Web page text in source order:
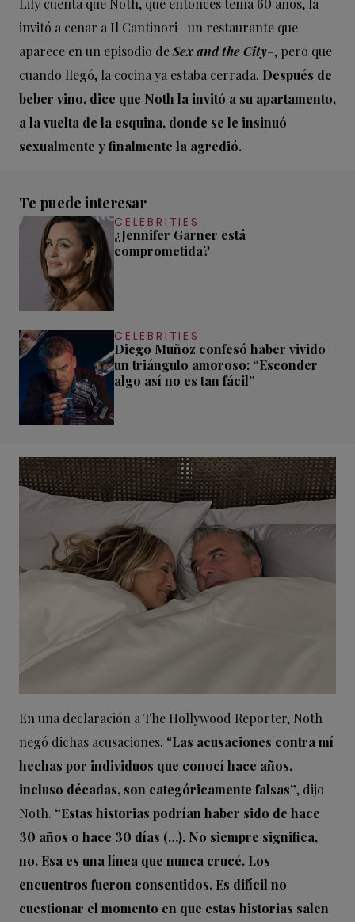
Lily cuenta que Noth, que entonces tenía 60 años, la
invitó a cenar a Il Cantinori –un restaurante que
aparece en un episodio deSex and the City–, pero que
cuando llegó, la cocina ya estaba cerrada. Después de
beber vino, dice que Noth la invitó a su apartamento,
a la vuelta de la esquina, donde se le insinuó
sexualmente y finalmente la agredió.
Te puede interesar
CELEBRITIES
¿Jennifer Garner está
comprometida?
CELEBRITIES
Diego Muñoz confesó haber vivido
un triángulo amoroso: “Esconder
algo así no es tan fácil”
En una declaración a The Hollywood Reporter, Noth
negó dichas acusaciones. “Las acusaciones contra mí
hechas por individuos que conocí hace años,
incluso décadas, son categóricamente falsas”, dijo
Noth. “Estas historias podrían haber sido de hace
30 años o hace 30 días (…). No siempre significa,
no. Esa es una línea que nunca crucé. Los
encuentros fueron consentidos. Es difícil no
cuestionar el momento en que estas historias salen